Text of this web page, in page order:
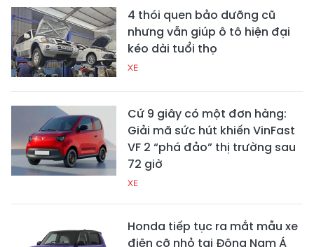
4 thói quen bảo dưỡng cũ
nhưng vẫn giúp ô tô hiện đại
kéo dài tuổi thọ
XE
Cứ 9 giây có một đơn hàng:
Giải mã sức hút khiến VinFast
VF 2 “phá đảo” thị trường sau
72 giờ
XE
Honda tiếp tục ra mắt mẫu xe
điện cỡ nhỏ tại Đông Nam Á